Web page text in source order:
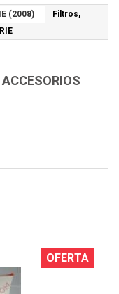
(2008)
Filtros,
OFERTA